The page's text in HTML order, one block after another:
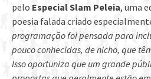
pelo Especial Slam Peleia, uma
poesia falada criado
programação foi pensada para
pouco conhecidas, de nicho, que
Isso oportuniza que um grande